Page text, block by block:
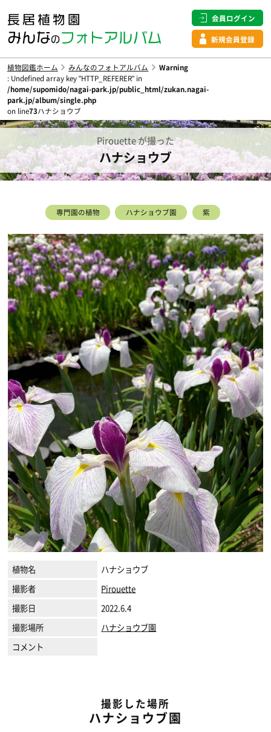
会員ログイン
新規会員登録
植物図鑑ホーム みんなのフォトアルバム
Warning
: Undefined array key "HTTP_REFERER" in
/home/supomido/nagai-park.jp/public_html/zukan.nagai-
park.jp/album/single.php
on line73ハナショウブ
Pirouette が撮った
ハナショウブ
専門園の植物 ハナショウブ園 紫
植物名
ハナショウブ
撮影者
Pirouette
撮影日
2022.6.4
撮影場所
ハナショウブ園
コメント
撮影した場所
ハナショウブ園